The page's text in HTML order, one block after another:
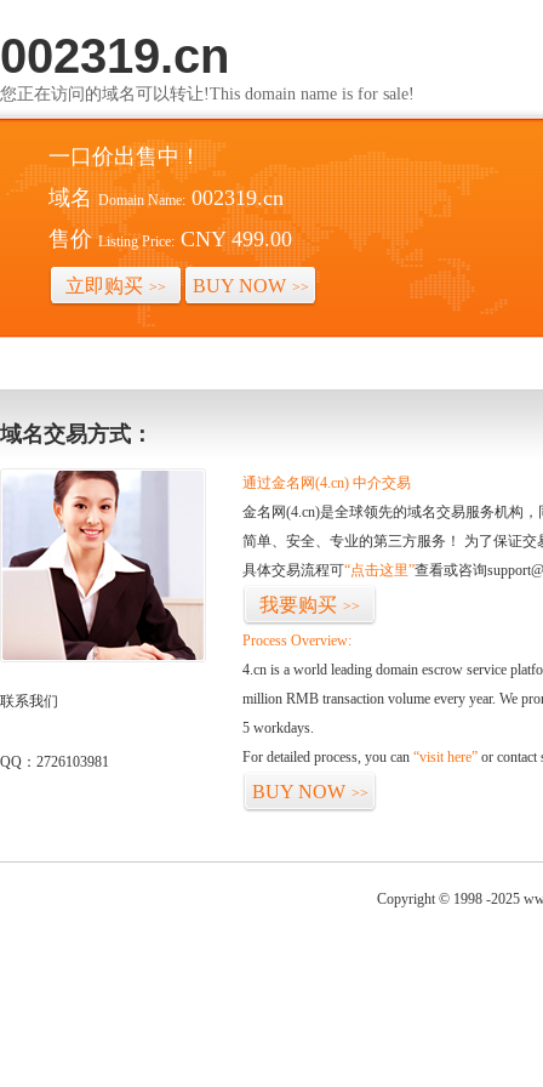
002319.cn
您正在访问的域名可以转让!This domain name is for sale!
一口价出售中！
域名 Domain Name: 002319.cn
售价 Listing Price: CNY 499.00
立即购买 >> BUY NOW >>
域名交易方式：
联系我们
QQ：2726103981
通过金名网(4.cn) 中介交易
金名网(4.cn)是全球领先的域名交易服务机构
简单、安全、专业的第三方服务！ 为了保证
具体交易流程可“点击这里”查看或咨询
我要购买 >>
Process Overview:
4.cn is a world leading domain escrow service
million RMB transaction volume every year. We
5 workdays.
For detailed process, you can “visit here” or contact
BUY NOW >>
Copyright © 1998 -2025